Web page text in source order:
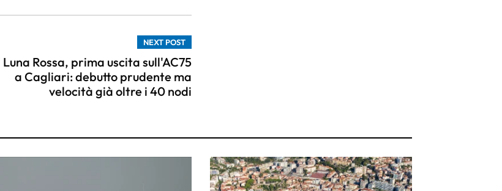
NEXT POST
Luna Rossa, prima uscita sull'AC75
a Cagliari: debutto prudente ma
velocità già oltre i 40 nodi